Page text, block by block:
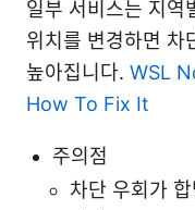
일부 서비스는 지역
위치를 변경하면 차
높아집니다. WSL
How To Fix It
주의점
차단 우회가